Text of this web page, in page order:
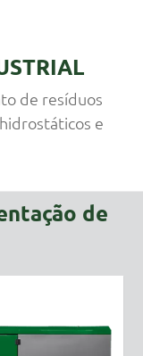
de resíduos
e
de